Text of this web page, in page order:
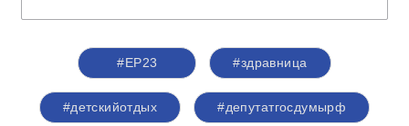
#ЕР23 #здравница
#детскийотдых #депутатгосдумырф